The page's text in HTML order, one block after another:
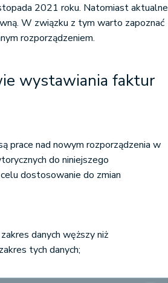
2021 roku. Natomiast aktualne
W związku z tym warto zapoznać
rozporządzeniem.
wystawiania faktur
prace nad nowym rozporządzenia w
do niniejszego
dostosowanie do zmian
danych węższy niż
tych danych;